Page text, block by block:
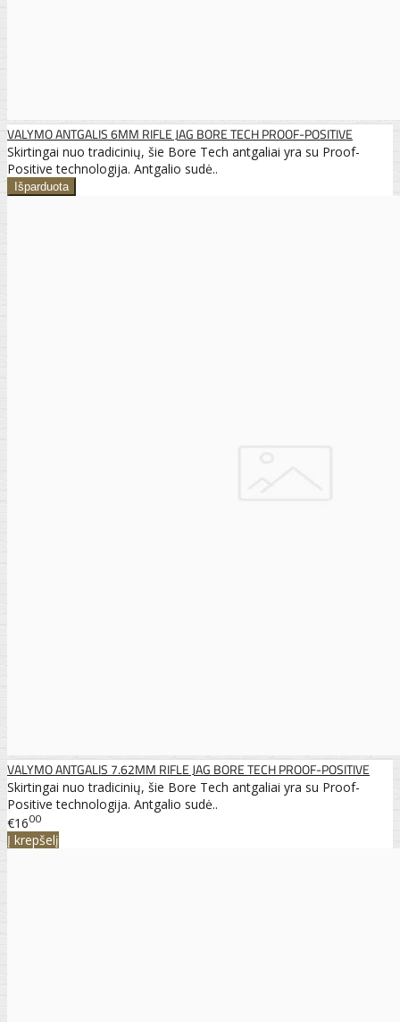
VALYMO ANTGALIS 6MM RIFLE JAG BORE TECH PROOF-POSITIVE
Skirtingai nuo tradicinių, šie Bore Tech antgaliai yra su Proof-
Positive technologija. Antgalio sudė..
VALYMO ANTGALIS 7.62MM RIFLE JAG BORE TECH PROOF-POSITIVE
Skirtingai nuo tradicinių, šie Bore Tech antgaliai yra su Proof-
Positive technologija. Antgalio sudė..
€1600
Į krepšelį